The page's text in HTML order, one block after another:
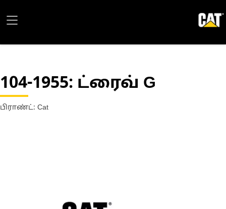
104-1955: ட்ரைவ் G
பிராண்ட்: Cat